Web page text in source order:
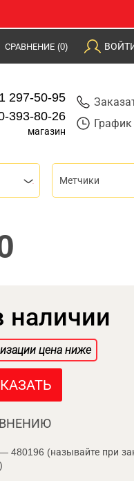
СРАВНЕНИЕ (0)
297-50-95
393-80-26
магазин
Метчики
наличии
цена ниже
480196 (называйте при